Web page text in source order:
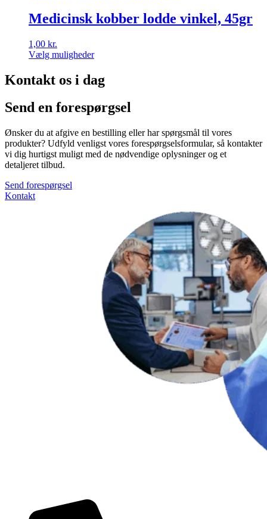
har
flere
Mulighederne
kan
på
Medicinsk kobber lodde vinkel, 45gr
1,00 kr.
Vælg muligheder
vare
har
varianter.
kan
vælges
på
varesiden
Kontakt os i dag
Send en forespørgsel
Ønsker du at afgive en bestilling eller har spørgsmål til vores
produkter? Udfyld venligst vores forespørgselsformular, så kontakter
vi dig hurtigst muligt med de nødvendige oplysninger og et
detaljeret tilbud.
Send forespørgsel
Kontakt